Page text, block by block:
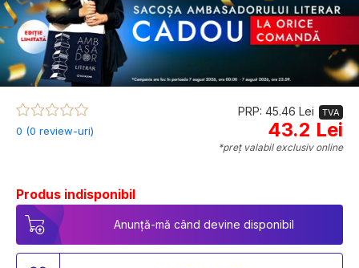
0 (0 review-uri)
PRP: 45.46 Lei TVA
43.2 Lei
*preț valabil exclusiv online
Produs indisponibil
Anunță-mă când devine disponibil